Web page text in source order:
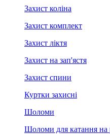
Захист коліна
Захист комплект
Захист ліктя
Захист на зап'ястя
Захист спини
Куртки захисні
Шоломи
Шоломи для катання на